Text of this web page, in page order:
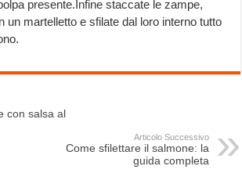
presente.Infine staccate le zampe,
un martelletto e sfilate dal loro interno tutto
con salsa al
Articolo Successivo
Come sfilettare il salmone: la
guida completa